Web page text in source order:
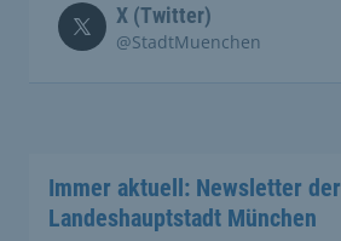
X (Twitter)
@StadtMuenchen
Immer aktuell: Newsletter der
Landeshauptstadt München